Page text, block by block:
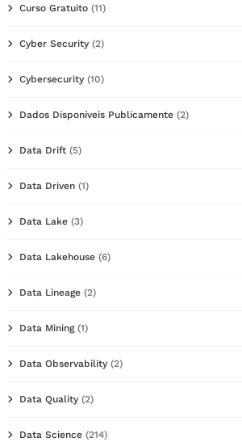
Curso Gratuito (11)
Cyber Security (2)
Cybersecurity (10)
Dados Disponíveis Publicamente (2)
Data Drift (5)
Data Driven (1)
Data Lake (3)
Data Lakehouse (6)
Data Lineage (2)
Data Mining(1)
Data Observability (2)
Data Quality (2)
Data Science (214)